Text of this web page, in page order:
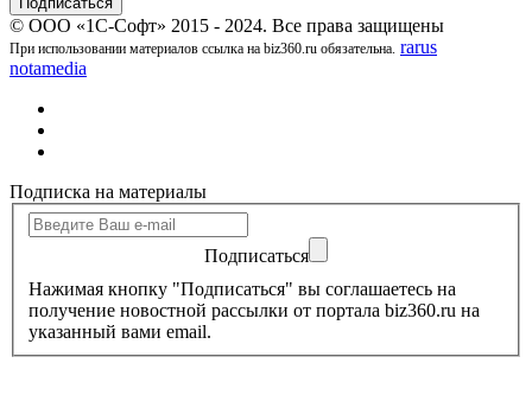
© ООО «1С-Софт» 2015 - 2024. Все права защищены
При использовании материалов ссылка на biz360.ru обязательна. rarus
notamedia
Подписка на материалы
Подписаться
Нажимая кнопку "Подписаться" вы соглашаетесь на
получение новостной рассылки от портала biz360.ru на
указанный вами email.